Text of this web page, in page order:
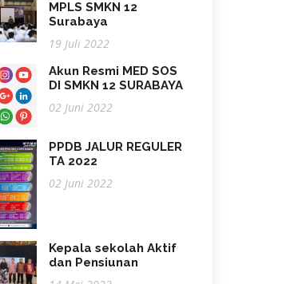
MPLS SMKN 12
Surabaya
19 Juli 2022
Akun Resmi MED SOS
DI SMKN 12 SURABAYA
02 Juni 2022
PPDB JALUR REGULER
TA 2022
02 Juni 2022
Kepala sekolah Aktif
dan Pensiunan